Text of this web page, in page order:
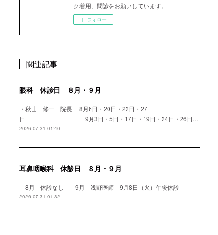
ク着用、問診をお願いしています。
フォロー
関連記事
眼科 休診日 ８月・９月
・秋山 修一 院長 8月6日・20日・22日・27
日 9月3日・5日・17日・19日・24日・26日…
2026.07.31 01:40
耳鼻咽喉科 休診日 ８月・９月
8月 休診なし 9月 浅野医師 9月8日（火）午後休診
2026.07.31 01:32